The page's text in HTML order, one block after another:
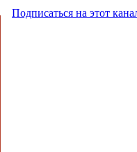
Подписаться на этот